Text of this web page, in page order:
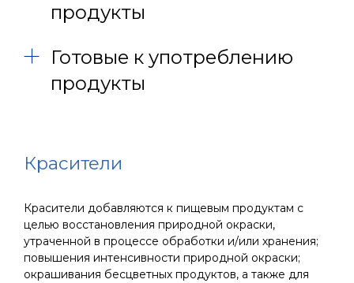
продукты
Готовые к употреблению
продукты
Красители
Красители добавляются к пищевым продуктам с
целью восстановления природной окраски,
утраченной в процессе обработки и/или хранения;
повышения интенсивности природной окраски;
окрашивания бесцветных продуктов, а также для